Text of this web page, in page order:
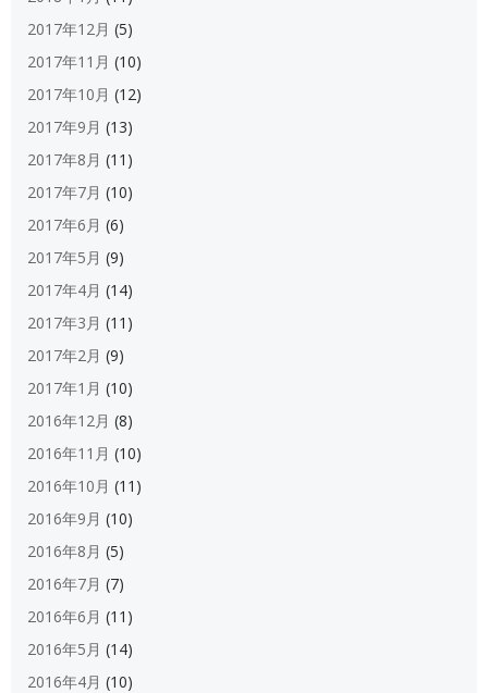
2017年12月 (5)
2017年11月 (10)
2017年10月 (12)
2017年9月 (13)
2017年8月 (11)
2017年7月 (10)
2017年6月 (6)
2017年5月 (9)
2017年4月 (14)
2017年3月 (11)
2017年2月 (9)
2017年1月 (10)
2016年12月 (8)
2016年11月 (10)
2016年10月 (11)
2016年9月 (10)
2016年8月 (5)
2016年7月 (7)
2016年6月 (11)
2016年5月 (14)
2016年4月 (10)